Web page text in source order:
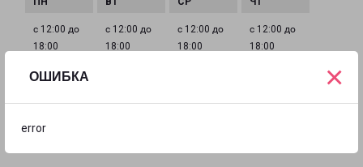
ОШИБКА
error
×
с 12:00 до
18:00
с 12:00 до
18:00
с 12:00 до
18:00
с 12:00 до
18:00